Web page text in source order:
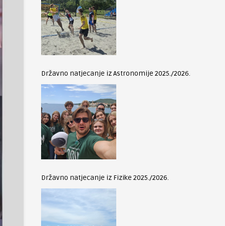
Državno natjecanje iz Astronomije 2025./2026.
Državno natjecanje iz Fizike 2025./2026.